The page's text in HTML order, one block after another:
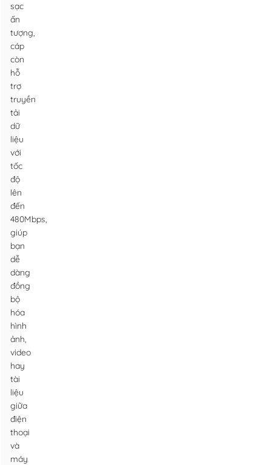
sạc
ấn
tượng,
cáp
còn
hỗ
trợ
truyền
tải
dữ
liệu
với
tốc
độ
lên
đến
480Mbps,
giúp
bạn
dễ
dàng
đồng
bộ
hóa
hình
ảnh,
video
hay
tài
liệu
giữa
điện
thoại
và
máy